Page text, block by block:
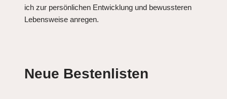
ich zur persönlichen Entwicklung und bewussteren
Lebensweise anregen.
Neue Bestenlisten